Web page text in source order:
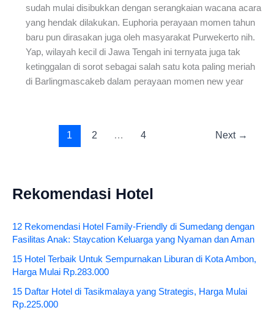
sudah mulai disibukkan dengan serangkaian wacana acara
yang hendak dilakukan. Euphoria perayaan momen tahun
baru pun dirasakan juga oleh masyarakat Purwekerto nih.
Yap, wilayah kecil di Jawa Tengah ini ternyata juga tak
ketinggalan di sorot sebagai salah satu kota paling meriah
di Barlingmascakeb dalam perayaan momen new year
1 2 … 4 Next →
Rekomendasi Hotel
12 Rekomendasi Hotel Family-Friendly di Sumedang dengan
Fasilitas Anak: Staycation Keluarga yang Nyaman dan Aman
15 Hotel Terbaik Untuk Sempurnakan Liburan di Kota Ambon,
Harga Mulai Rp.283.000
15 Daftar Hotel di Tasikmalaya yang Strategis, Harga Mulai
Rp.225.000